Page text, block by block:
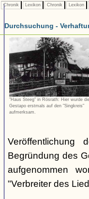
Chronik Lexikon Chronik Lexikon
Durchsuchung -
"Haus Steeg" in Rösrath: Hier wurde
Gestapo erstmals auf den "Singkreis"
aufmerksam.
Veröffentlichung
Begründung des
aufgenommen
"Verbreiter des